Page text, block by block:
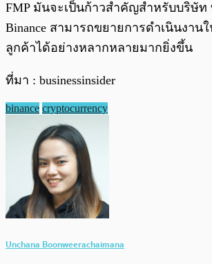
FMP มันจะเป็นก้าวสำคัญสำหรับบริษัท
Binance สามารถขยายการดำเนินงาน
ลูกค้าได้อย่างหลากหลายมากยิ่งขึ้น
ที่มา : businessinsider
binance cryptocurrency
Unchana Boonweerachaimana